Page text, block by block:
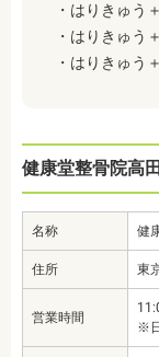
・はりきゅう
・はりきゅう
・はりきゅう
健康堂整骨院高
名称 健
住所 東
営業時間
※